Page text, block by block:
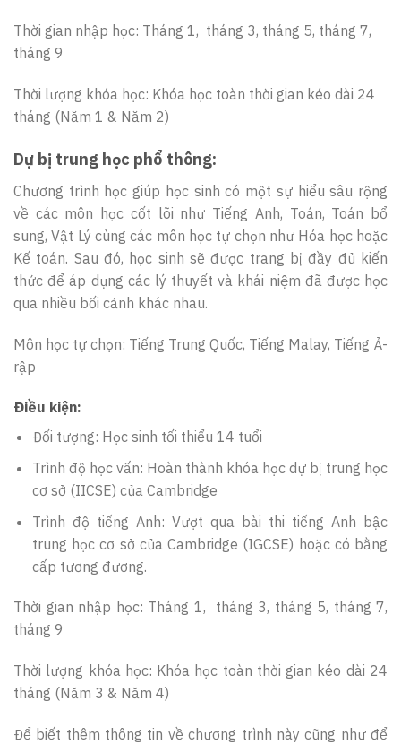
Thời gian nhập học: Tháng 1, tháng 3, tháng 5, tháng 7,
tháng 9
Thời lượng khóa học: Khóa học toàn thời gian kéo dài 24
tháng (Năm 1 & Năm 2)
Dự bị trung học phổ thông:
Chương trình học giúp học sinh có một sự hiểu sâu rộng
về các môn học cốt lõi như Tiếng Anh, Toán, Toán bổ
sung, Vật Lý cùng các môn học tự chọn như Hóa học hoặc
Kế toán. Sau đó, học sinh sẽ được trang bị đầy đủ kiến
thức để áp dụng các lý thuyết và khái niệm đã được học
qua nhiều bối cảnh khác nhau.
Môn học tự chọn: Tiếng Trung Quốc, Tiếng Malay, Tiếng Ả-
rập
Điều kiện:
Đối tượng: Học sinh tối thiểu 14 tuổi
Trình độ học vấn: Hoàn thành khóa học dự bị trung học
cơ sở (IICSE) của Cambridge
Trình độ tiếng Anh: Vượt qua bài thi tiếng Anh bậc
trung học cơ sở của Cambridge (IGCSE) hoặc có bằng
cấp tương đương.
Thời gian nhập học: Tháng 1, tháng 3, tháng 5, tháng 7,
tháng 9
Thời lượng khóa học: Khóa học toàn thời gian kéo dài 24
tháng (Năm 3 & Năm 4)
Để biết thêm thông tin về chương trình này cũng như để